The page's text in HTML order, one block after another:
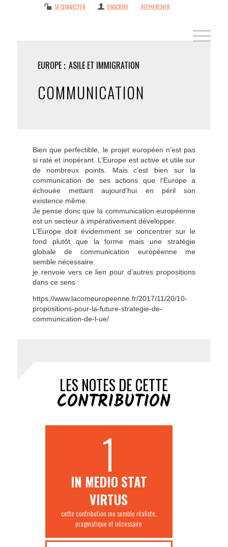
SE CONNECTER S’INSCRIRE RECHERCHER
EUROPE ASILE ET IMMIGRATION
COMMUNICATION
Bien que perfectible, le projet européen n’est pas
si raté et inopérant. L’Europe est active et utile sur
de nombreux points. Mais c’est bien sur la
communication de ses actions que l’Europe a
échouée mettant aujourd’hui en péril son
existence même.
Je pense donc que la communication européenne
est un secteur à impérativement développer.
L’Europe doit évidemment se concentrer sur le
fond plutôt que la forme mais une stratégie
globale de communication européenne me
semble nécessaire.
je renvoie vers ce lien pour d’autres propositions
dans ce sens :
https://www.lacomeuropeenne.fr/2017/11/20/10-
propositions-pour-la-future-strategie-de-
communication-de-l-ue/
LES NOTES DE CETTE
CONTRIBUTION
1
IN MEDIO STAT
VIRTUS
cette contribution me semble réaliste,
pragmatique et nécessaire